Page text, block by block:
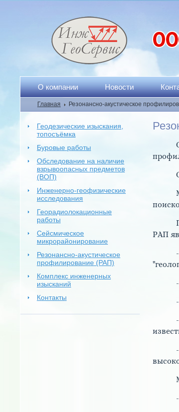
О компании Новости
Главная Резонансно-акустическое
Геодезические изыскания,
топосъёмка
Буровые работы
Обследование на наличие
взрывоопасных предметов
(ВОП)
Инженерно-геофизические
исследования
Георадиолокационные
работы
Сейсмическое
микрорайонирование
Резонансно-акустическое
профилирование (РАП)
Комплекс инженерных
изысканий
Контакты
РАП